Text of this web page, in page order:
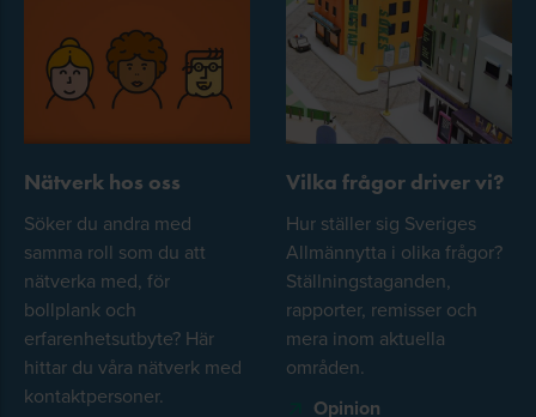
Nätverk hos oss
Söker du andra med
samma roll som du att
nätverka med, för
bollplank och
erfarenhetsutbyte? Här
hittar du våra nätverk med
kontaktpersoner.
Vilka frågor driver vi?
Hur ställer sig Sveriges
Allmännytta i olika frågor?
Ställningstaganden,
rapporter, remisser och
mera inom aktuella
områden.
Opinion